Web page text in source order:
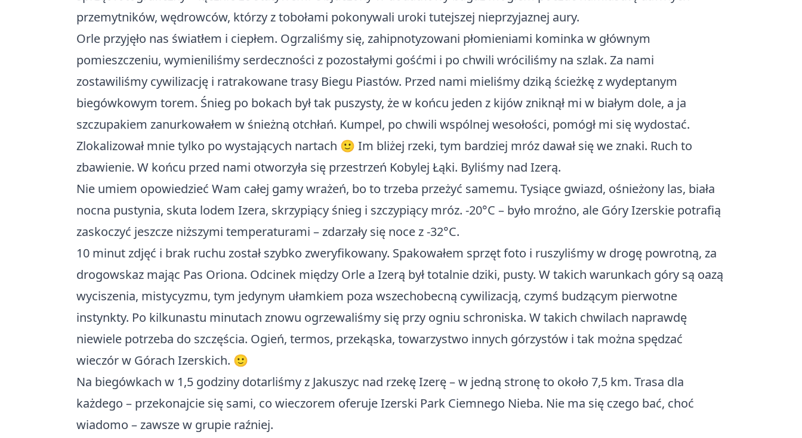
przemytników, wędrowców, którzy z tobołami pokonywali uroki tutejszej nieprzyjaznej aury.
Orle przyjęło nas światłem i ciepłem. Ogrzaliśmy się, zahipnotyzowani płomieniami kominka w głównym
pomieszczeniu, wymieniliśmy serdeczności z pozostałymi gośćmi i po chwili wróciliśmy na szlak. Za nami
zostawiliśmy cywilizację i ratrakowane trasy Biegu Piastów. Przed nami mieliśmy dziką ścieżkę z wydeptanym
biegówkowym torem. Śnieg po bokach był tak puszysty, że w końcu jeden z kijów zniknął mi w białym dole, a ja
szczupakiem zanurkowałem w śnieżną otchłań. Kumpel, po chwili wspólnej wesołości, pomógł mi się wydostać.
Zlokalizował mnie tylko po wystających nartach 🙂 Im bliżej rzeki, tym bardziej mróz dawał się we znaki. Ruch to
zbawienie. W końcu przed nami otworzyła się przestrzeń Kobylej Łąki. Byliśmy nad Izerą.
Nie umiem opowiedzieć Wam całej gamy wrażeń, bo to trzeba przeżyć samemu. Tysiące gwiazd, ośnieżony las, biała
nocna pustynia, skuta lodem Izera, skrzypiący śnieg i szczypiący mróz. -20°C – było mroźno, ale Góry Izerskie potrafią
zaskoczyć jeszcze niższymi temperaturami – zdarzały się noce z -32°C.
10 minut zdjęć i brak ruchu został szybko zweryfikowany. Spakowałem sprzęt foto i ruszyliśmy w drogę powrotną, za
drogowskaz mając Pas Oriona. Odcinek między Orle a Izerą był totalnie dziki, pusty. W takich warunkach góry są oazą
wyciszenia, mistycyzmu, tym jedynym ułamkiem poza wszechobecną cywilizacją, czymś budzącym pierwotne
instynkty. Po kilkunastu minutach znowu ogrzewaliśmy się przy ogniu schroniska. W takich chwilach naprawdę
niewiele potrzeba do szczęścia. Ogień, termos, przekąska, towarzystwo innych górzystów i tak można spędzać
wieczór w Górach Izerskich. 🙂
Na biegówkach w 1,5 godziny dotarliśmy z Jakuszyc nad rzekę Izerę – w jedną stronę to około 7,5 km. Trasa dla
każdego – przekonajcie się sami, co wieczorem oferuje Izerski Park Ciemnego Nieba. Nie ma się czego bać, choć
wiadomo – zawsze w grupie raźniej.